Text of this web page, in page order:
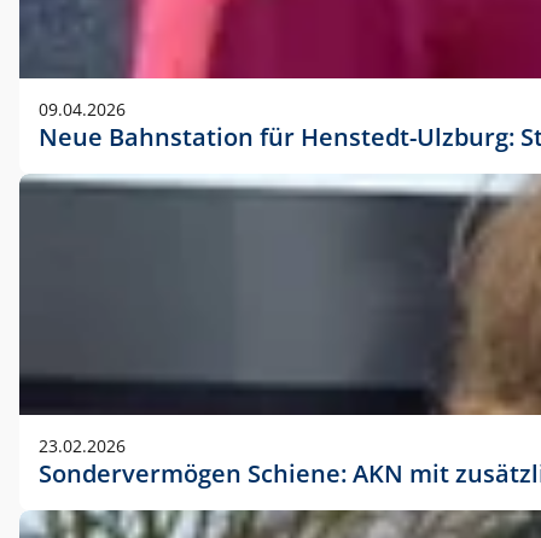
09.04.2026
Neue Bahnstation für Henstedt-Ulzburg:
23.02.2026
Sondervermögen Schiene: AKN mit